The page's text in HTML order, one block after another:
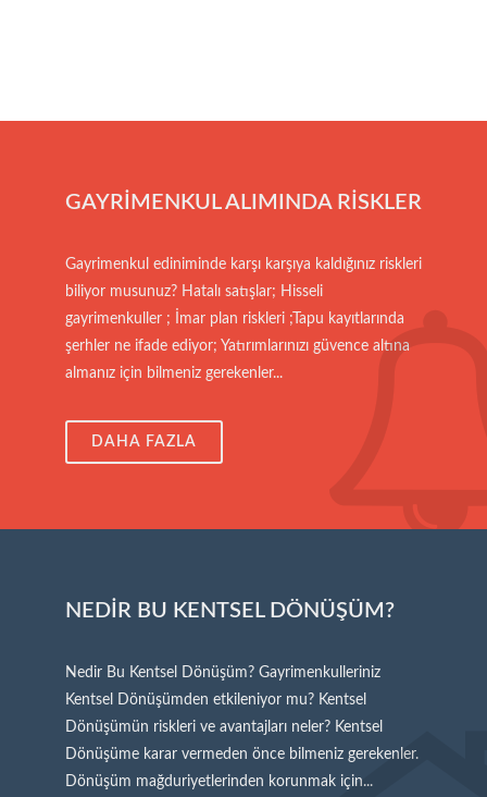
GAYRİMENKUL ALIMINDA RİSKLER
Gayrimenkul ediniminde karşı karşıya kaldığınız riskleri
biliyor musunuz? Hatalı satışlar; Hisseli
gayrimenkuller ; İmar plan riskleri ;Tapu kayıtlarında
şerhler ne ifade ediyor; Yatırımlarınızı güvence altına
almanız için bilmeniz gerekenler...
DAHA FAZLA
NEDİR BU KENTSEL DÖNÜŞÜM?
Nedir Bu Kentsel Dönüşüm? Gayrimenkulleriniz
Kentsel Dönüşümden etkileniyor mu? Kentsel
Dönüşümün riskleri ve avantajları neler? Kentsel
Dönüşüme karar vermeden önce bilmeniz gerekenler.
Dönüşüm mağduriyetlerinden korunmak için...